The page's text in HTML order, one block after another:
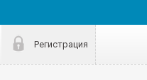
Регистрация